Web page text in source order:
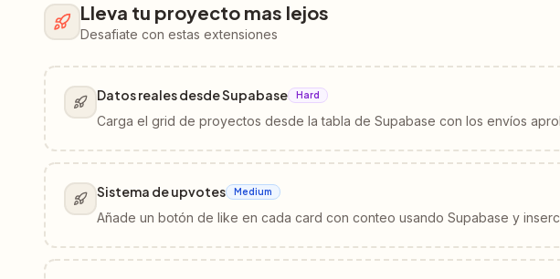
Lleva tu proyecto mas lejos
Desafiate con estas extensiones
Datos reales desde Supabase Hard
Carga el grid de proyectos desde la tabla de Supabase con los envíos
Sistema de upvotes Medium
Añade un botón de like en cada card con conteo usando Supabase y